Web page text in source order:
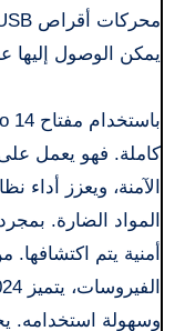
يمكن الوصول إليها
كاملة. فهو يعمل
الآمنة، ويعزز
المواد الضارة.
أمنية يتم
وسهولة استخدامه.